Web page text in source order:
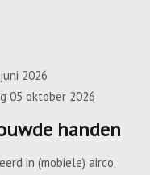
2026
05 oktober 2026
handen
in (mobiele) airco